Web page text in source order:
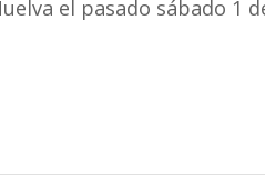
el pasado sábado 1